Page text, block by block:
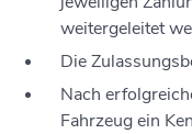
weitergeleitet
Die
Nach
Fahrzeug ein